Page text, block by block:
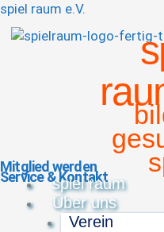
spiel raum e.V.
Mitglied werden
Service & Kontakt
Menü
spiel raum
Über uns
Verein